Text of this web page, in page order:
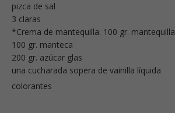
pizca de sal
3 claras
*Crema de mantequilla: 100 gr. mantequilla
100 gr. manteca
200 gr. azúcar glas
una cucharada sopera de vainilla líquida
colorantes